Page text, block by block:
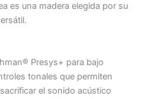
es una madera elegida por su
Presys+ para bajo
tonales que permiten
el sonido acústico